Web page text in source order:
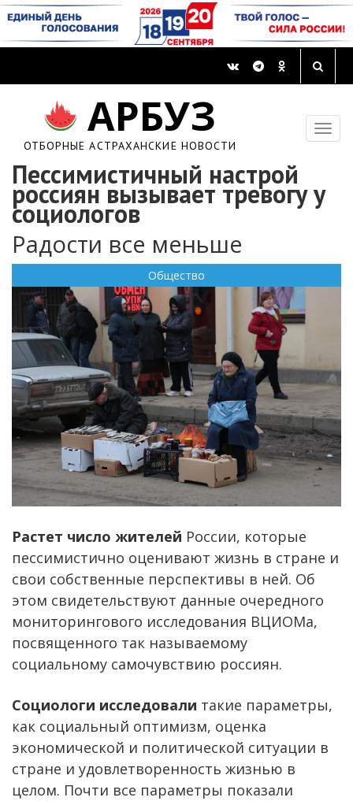
АРБУЗ
ОТБОРНЫЕ АСТРАХАНСКИЕ НОВОСТИ
Пессимистичный настрой
россиян вызывает тревогу у
социологов
Радости все меньше
Общество
Растет число жителей России, которые
пессимистично оценивают жизнь в стране и
свои собственные перспективы в ней. Об
этом свидетельствуют данные очередного
мониторингового исследования ВЦИОМа,
посвященного так называемому
социальному самочувствию россиян.
Социологи исследовали такие параметры,
как социальный оптимизм, оценка
экономической и политической ситуации в
стране и удовлетворенность жизнью в
целом. Почти все параметры показали